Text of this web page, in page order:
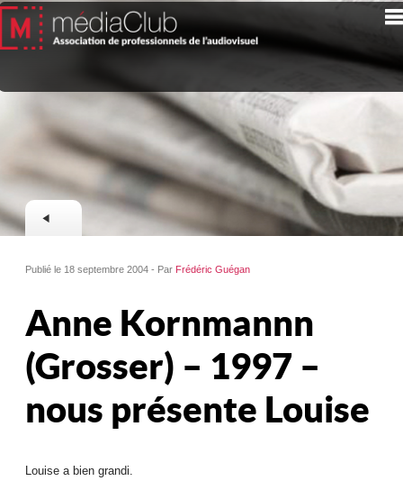
Publié le 18 septembre 2004 - Par Frédéric Guégan
Anne Kornmannn
(Grosser) – 1997 –
nous présente Louise
Louise a bien grandi.